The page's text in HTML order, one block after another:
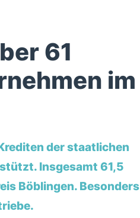
61
im
der staatlichen
Insgesamt 61,5
Böblingen. Besonders